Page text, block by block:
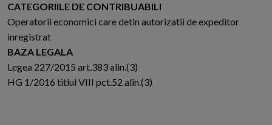
CATEGORIILE DE CONTRIBUABILI
Operatorii economici care detin autorizatii de expeditor
inregistrat
BAZA LEGALA
Legea 227/2015 art.383 alin.(3)
HG 1/2016 titlul VIII pct.52 alin.(3)